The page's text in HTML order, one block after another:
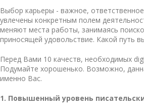
Выбор карьеры - важное,
увлечены конкретным полем
меняют места работы, занимаясь
приносящей удовольствие. Какой путь
Перед Вами 10 качеств, необходимых
Подумайте хорошенько. Возможно,
именно Вас.
1. Повышенный уровень